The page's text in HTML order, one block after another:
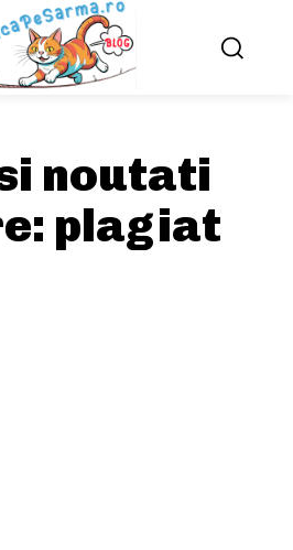
noutati
plagiat